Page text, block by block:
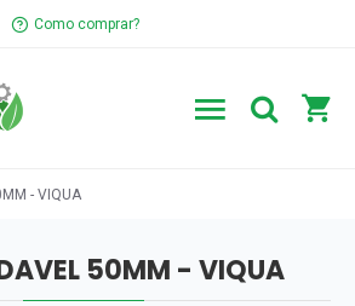
Como comprar?
- VIQUA
50MM - VIQUA